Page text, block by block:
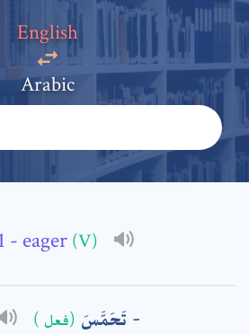
English
Arabic
- eager (V)
تَحَمَّسَ (فعل )
comment
*